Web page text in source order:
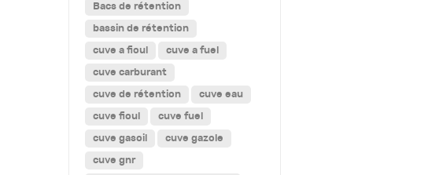
Bacs de rétention
bassin de rétention
cuve a fioul cuve a fuel
cuve carburant
cuve de rétention cuve eau
cuve fioul cuve fuel
cuve gasoil cuve gazole
cuve gnr